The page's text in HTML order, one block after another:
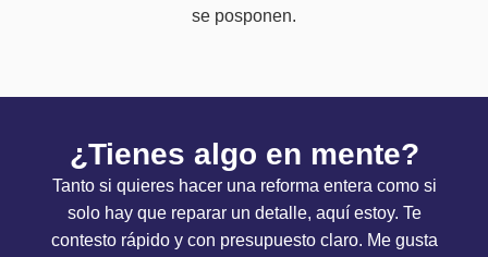
se posponen.
¿Tienes algo en mente?
Tanto si quieres hacer una reforma entera como si
solo hay que reparar un detalle, aquí estoy. Te
contesto rápido y con presupuesto claro. Me gusta